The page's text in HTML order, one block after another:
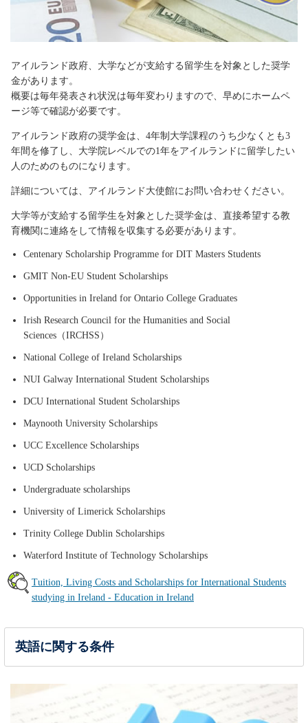
アイルランド政府、大学などが支給する留学生を対象とした奨学
金があります。
概要は毎年発表され状況は毎年変わりますので、早めにホームペ
ージ等で確認が必要です。
アイルランド政府の奨学金は、4年制大学課程のうち少なくとも3
年間を修了し、大学院レベルでの1年をアイルランドに留学したい
人のためのものになります。
詳細については、アイルランド大使館にお問い合わせください。
大学等が支給する留学生を対象とした奨学金は、直接希望する教
育機関に連絡をして情報を収集する必要があります。
Centenary Scholarship Programme for DIT Masters Students
GMIT Non-EU Student Scholarships
Opportunities in Ireland for Ontario College Graduates
Irish Research Council for the Humanities and Social
Sciences（IRCHSS）
National College of Ireland Scholarships
NUI Galway International Student Scholarships
DCU International Student Scholarships
Maynooth University Scholarships
UCC Excellence Scholarships
UCD Scholarships
Undergraduate scholarships
University of Limerick Scholarships
Trinity College Dublin Scholarships
Waterford Institute of Technology Scholarships
Tuition, Living Costs and Scholarships for International Students
studying in Ireland - Education in Ireland
英語に関する条件